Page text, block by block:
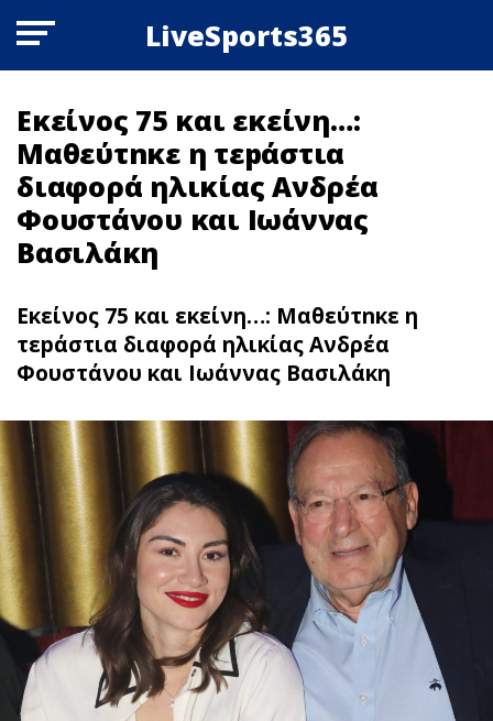
LiveSports365
Εκείνος 75 και εκείνη…:
Μαθεύτnκε η τεpάστια
διαφορά ηλικίας Ανδρέα
Φουστάνου και Ιωάννας
Βασιλάκη
Εκείνος 75 και εκείνη…: Μαθεύτnκε η
τεpάστια διαφορά ηλικίας Ανδρέα
Φουστάνου και Ιωάννας Βασιλάκη